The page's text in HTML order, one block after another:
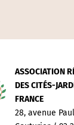
ASSOCIATION
DES CITÉS-
FRANCE
28, avenue